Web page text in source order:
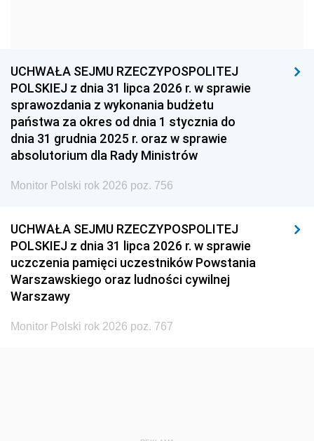
1954 1953 1952
1951 1950
1948 1947 1946
1939 1938
UCHWAŁA SEJMU RZECZYPOSPOLITEJ
POLSKIEJ z dnia 31 lipca 2026 r. w sprawie
sprawozdania z wykonania budżetu
państwa za okres od dnia 1 stycznia do
dnia 31 grudnia 2025 r. oraz w sprawie
absolutorium dla Rady Ministrów
Monitor Polski rok 2026 poz. 756
UCHWAŁA SEJMU RZECZYPOSPOLITEJ
POLSKIEJ z dnia 31 lipca 2026 r. w sprawie
uczczenia pamięci uczestników Powstania
Warszawskiego oraz ludności cywilnej
Warszawy
Monitor Polski rok 2026 poz. 767